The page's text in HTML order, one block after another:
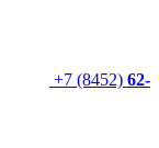
+7 (8452) 62-